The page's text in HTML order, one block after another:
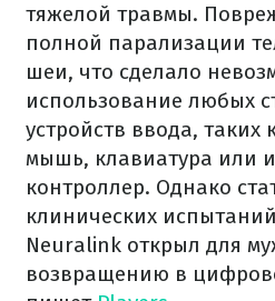
тяжелой травмы.
полной парализации
шеи, что сделало
использование любых
устройств ввода, таких
мышь, клавиатура или
контроллер. Однако
клинических
Neuralink открыл для
возвращению в